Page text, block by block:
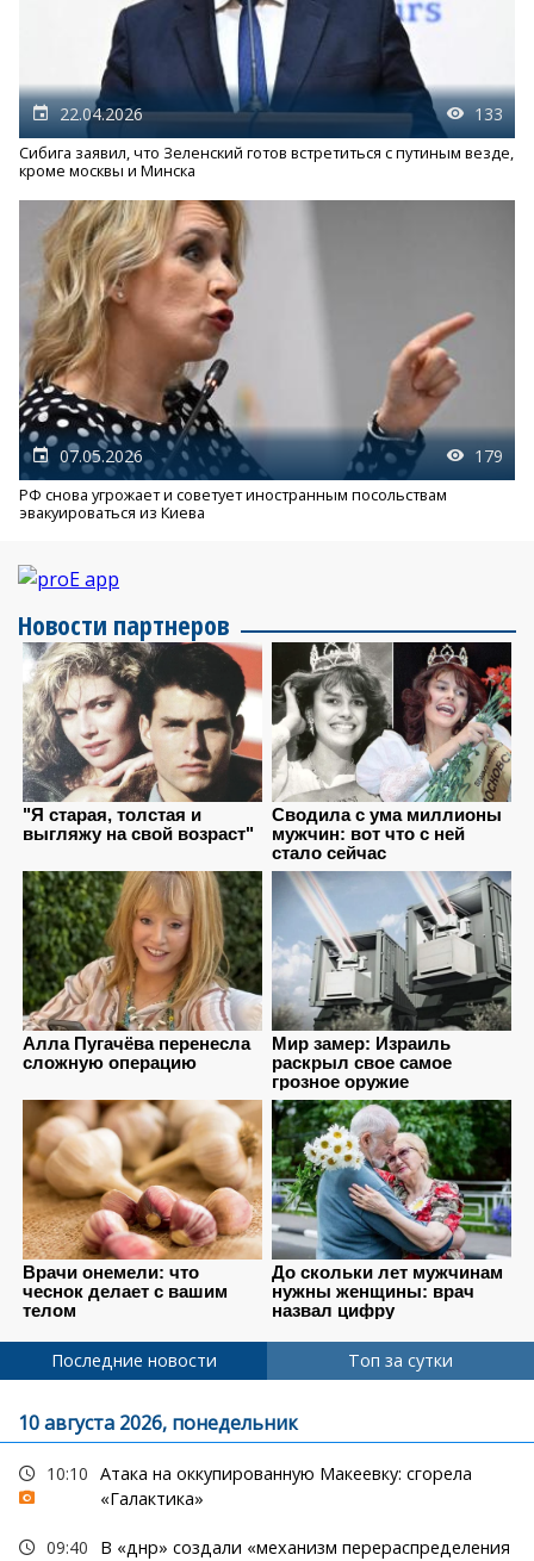
22.04.2026 133
Сибига заявил, что Зеленский готов встретиться с путиным везде,
кроме москвы и Минска
07.05.2026 179
РФ снова угрожает и советует иностранным посольствам
эвакуироваться из Киева
Новости партнеров
Последние новости Топ за сутки
10 августа 2026, понедельник
10:10 Атака на оккупированную Макеевку: сгорела
«Галактика»
09:40
В «днр» создали «механизм перераспределения